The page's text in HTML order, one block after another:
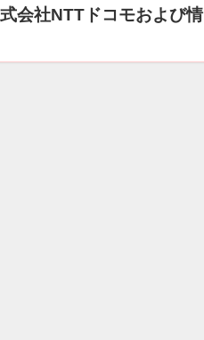
会社NTTドコモおよび情